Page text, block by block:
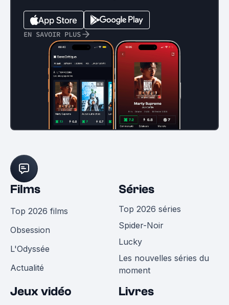
EN SAVOIR PLUS
Films
Top 2026 films
Obsession
L'Odyssée
Actualité
Séries
Top 2026 séries
Spider-Noir
Lucky
Les nouvelles séries du
moment
Jeux vidéo Livres